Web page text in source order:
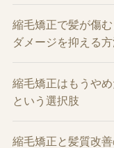
縮毛矯正で髪が傷
ダメージを抑える
縮毛矯正はもうや
という選択肢
縮毛矯正と髪質改